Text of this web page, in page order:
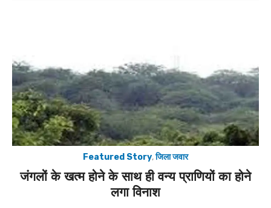
Featured Story,जिला जवार
जंगलों के खत्म होने के साथ ही वन्य प्राणियों का होने
लगा विनाश